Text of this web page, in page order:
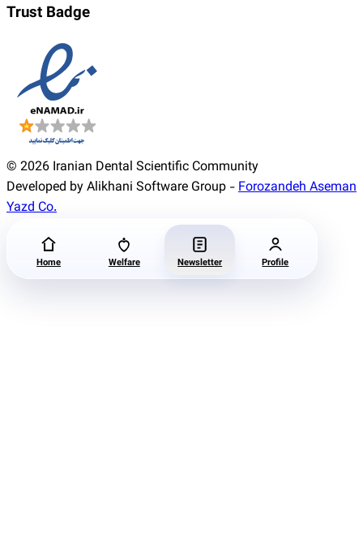
Trust Badge
© 2026 Iranian Dental Scientific Community
Developed by Alikhani Software Group -Forozandeh Aseman
Yazd Co.
Home Welfare Newsletter Profile